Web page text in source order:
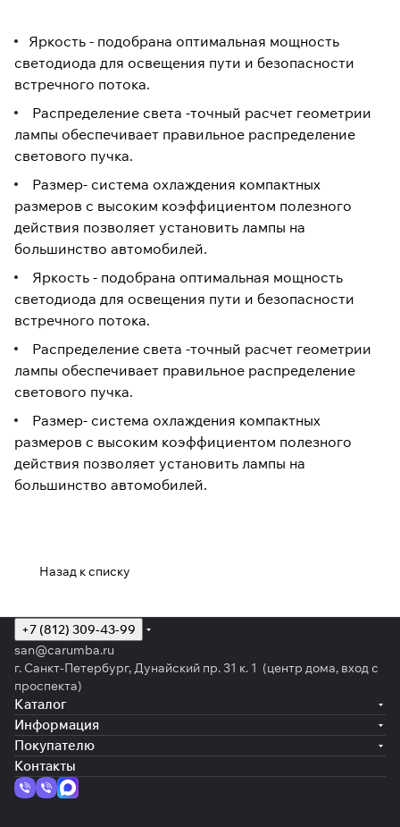
Яркость - подобрана оптимальная мощность
светодиода для освещения пути и безопасности
встречного потока.
Распределение света -точный расчет геометрии
лампы обеспечивает правильное распределение
светового пучка.
Размер- система охлаждения компактных
размеров с высоким коэффициентом полезного
действия позволяет установить лампы на
большинство автомобилей.
Яркость - подобрана оптимальная мощность
светодиода для освещения пути и безопасности
встречного потока.
Распределение света -точный расчет геометрии
лампы обеспечивает правильное распределение
светового пучка.
Размер- система охлаждения компактных
размеров с высоким коэффициентом полезного
действия позволяет установить лампы на
большинство автомобилей.
Назад к списку
+7 (812) 309-43-99
san@carumba.ru
г. Санкт-Петербург, Дунайский пр. 31 к. 1 (центр дома, вход с
проспекта)
Каталог
Информация
Покупателю
Контакты